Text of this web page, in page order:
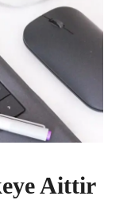
Aittir